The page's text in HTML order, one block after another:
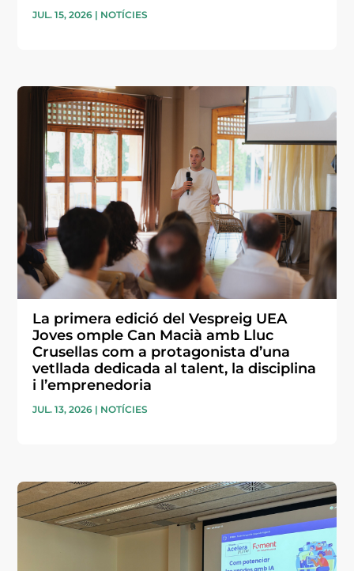
JUL. 15, 2026 | NOTÍCIES
La primera edició del Vespreig UEA
Joves omple Can Macià amb Lluc
Crusellas com a protagonista d’una
vetllada dedicada al talent, la disciplina
i l’emprenedoria
JUL. 13, 2026 | NOTÍCIES